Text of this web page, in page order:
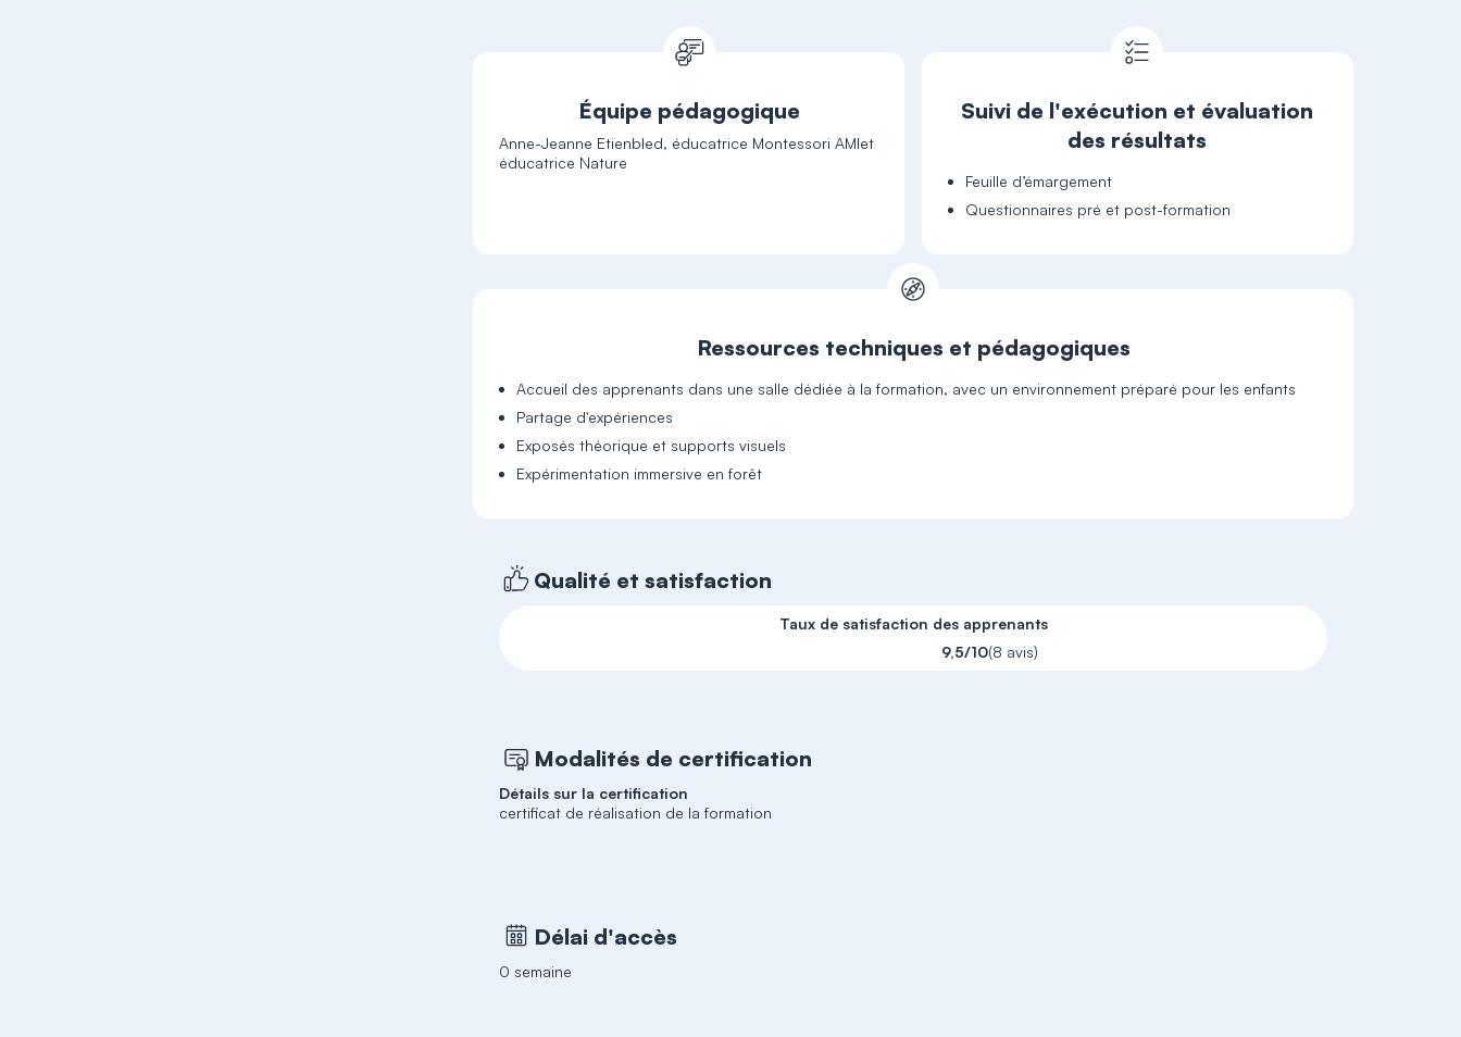
Équipe pédagogique
Anne-Jeanne Etienbled, éducatrice Montessori AMIet
éducatrice Nature
Suivi de l'exécution et évaluation
des résultats
Feuille d’émargement
Questionnaires pré et post-formation
Ressources techniques et pédagogiques
Accueil des apprenants dans une salle dédiée à la formation, avec un environnement préparé pour les enfants
Partage d'expériences
Exposés théorique et supports visuels
Expérimentation immersive en forêt
Qualité et satisfaction
Taux de satisfaction des apprenants
9,5/10(8 avis)
Modalités de certification
Détails sur la certification
certificat de réalisation de la formation
Délai d'accès
0 semaine